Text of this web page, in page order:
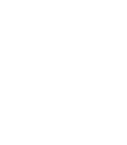
送控(0)
書(1)
人から
(2)
もの(0)
等(0)